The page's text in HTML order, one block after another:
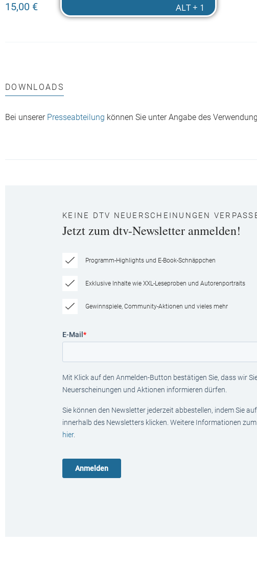
15,00 €
DOWNLOADS
Bei unserer Presseabteilung können Sie unter Angabe des
KEINE DTV NEUERSCHEINUNGEN
Jetzt zum dtv-Newsletter anmelden!
Programm-Highlights und E-Book-Schnäppchen
Exklusive Inhalte wie XXL-Leseproben und Autorenportraits
Gewinnspiele, Community-Aktionen und vieles mehr
E-Mail *
Mit Klick auf den Anmelden-Button bestätigen Sie, dass wir
Neuerscheinungen und Aktionen informieren dürfen.
Sie können den Newsletter jederzeit abbestellen, indem Sie
innerhalb des Newsletters klicken. Weitere Informationen
hier.